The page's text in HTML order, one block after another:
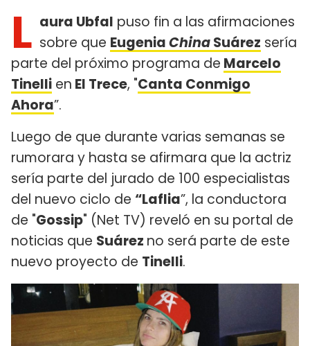
L aura Ubfal puso fin a las afirmaciones
sobre que EugeniaChinaSuárez sería
parte del próximo programa de Marcelo
Tinelli en El Trece, "Canta Conmigo
Ahora”.
Luego de que durante varias semanas se
rumorara y hasta se afirmara que la actriz
sería parte del jurado de 100 especialistas
del nuevo ciclo de “Laflia”, la conductora
de "Gossip" (Net TV) reveló en su portal de
noticias que Suárez no será parte de este
nuevo proyecto de Tinelli.